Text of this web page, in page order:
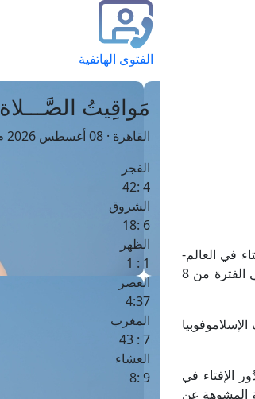
في العالم-
في مؤتمر "احتضان التنوع: معالجة الإسلاموفوبيا في عام 2024" الذي سيعقد في باكو، أذربيجان في الفترة من 8
الإفتاء في
المشوهة عن
الفتوى الهاتفية
مَواقِيتُ الصَّـــلاة
القاهرة · 08 أغسطس 2026 م
الفجر
4 :42
الشروق
6 :18
الظهر
1 : 1
العصر
4:37
المغرب
7 : 43
العشاء
9 :8